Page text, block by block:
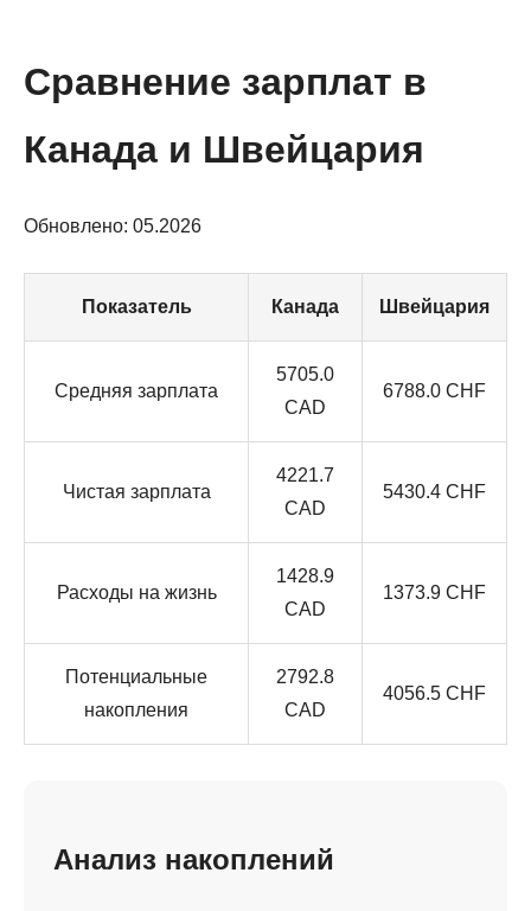
Сравнение зарплат в
Канада и Швейцария
Обновлено: 05.2026
Показатель Канада Швейцария
Средняя зарплата
5705.0
CAD
6788.0 CHF
Чистая зарплата
4221.7
CAD
5430.4 CHF
Расходы на жизнь
1428.9
CAD
1373.9 CHF
Потенциальные
накопления
2792.8
CAD
4056.5 CHF
Анализ накоплений